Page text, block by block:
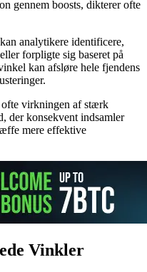
gennem boosts, dikterer ofte
analytikere identificere,
forpligte sig baseret på
kan afsløre hele fjendens
ofte virkningen af stærk
der konsekvent indsamler
mere effektive
Vinkler